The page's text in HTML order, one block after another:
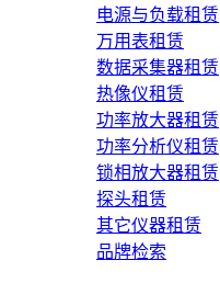
电源与负载租赁
万用表租赁
数据采集器租赁
热像仪租赁
功率放大器租赁
功率分析仪租赁
锁相放大器租赁
探头租赁
其它仪器租赁
品牌检索